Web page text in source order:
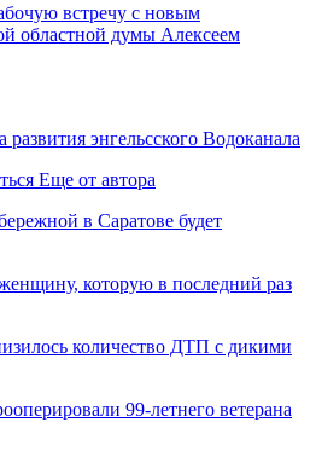
встречу с новым
областной думы Алексеем
развития энгельсского Водоканала
Еще от автора
в Саратове будет
которую в последний раз
количество ДТП с дикими
99-летнего ветерана